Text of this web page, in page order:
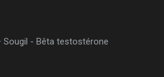
Sougil - Bêta testostérone